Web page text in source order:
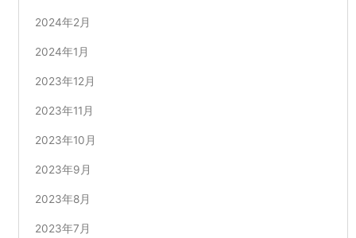
2024年2月
2024年1月
2023年12月
2023年11月
2023年10月
2023年9月
2023年8月
2023年7月